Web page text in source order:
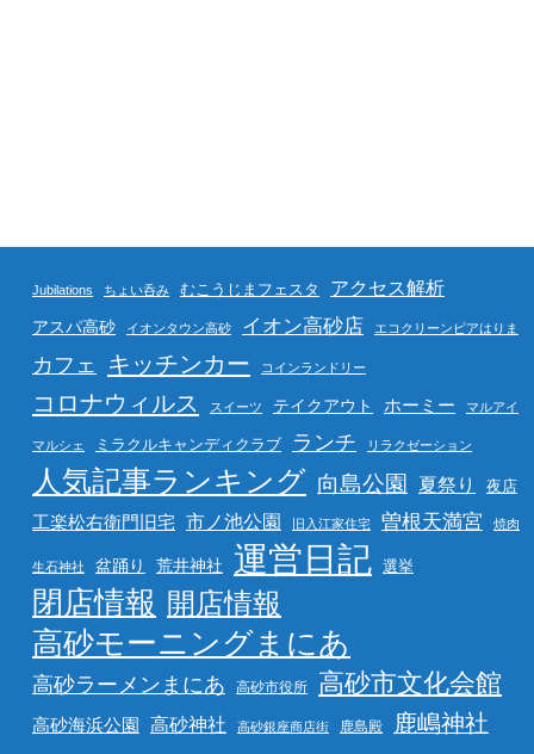
Jubilations ちょい呑み むこうじまフェスタ アクセス解析
アスパ高砂 イオンタウン高砂 イオン高砂店 エコクリーンピアはりま
カフェ キッチンカー コインランドリー
コロナウィルス スイーツ テイクアウト ホーミー マルアイ
マルシェ ミラクルキャンディクラブ ランチ リラクゼーション
人気記事ランキング 向島公園 夏祭り 夜店
工楽松右衛門旧宅 市ノ池公園 旧入江家住宅 曽根天満宮 焼肉
生石神社 盆踊り 荒井神社 運営日記 選挙
閉店情報 開店情報
高砂モーニングまにあ
高砂ラーメンまにあ 高砂市役所 高砂市文化会館
高砂海浜公園 高砂神社 高砂銀座商店街 鹿島殿 鹿嶋神社